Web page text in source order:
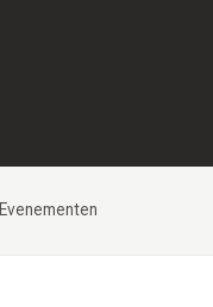
Evenementen